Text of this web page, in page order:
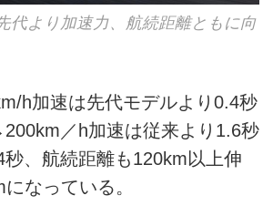
代より加速力、航続距離ともに向
h加速は先代モデルより0.4秒
／h加速は従来より1.6秒
、航続距離も120km以上伸
なっている。